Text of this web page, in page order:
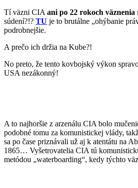
Tí väzni CIA ani po 22 rokoch väznenia
súdení?!? TU je to brutálne „ohýbanie
podrobnejšie.
A prečo ich držia na Kube?!
No preto, že tento kovbojský výkon
USA nezákonný!
A to najhoršie z arzenálu CIA bolo
podobné tomu za komunistickej vlády,
sa po čase priznávali už aj k atentátu na
1865… Vyšetrovatelia CIA tú
metódou „waterboarding“, kedy týchto